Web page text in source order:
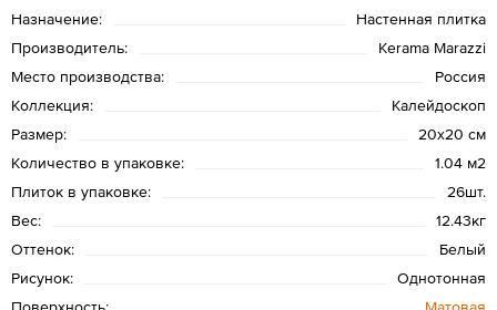
Назначение:
Настенная плитка
Производитель:
Kerama Marazzi
Место производства:
Россия
Коллекция:
Калейдоскоп
Размер:
20х20 см
Количество в упаковке:
1.04 м2
Плиток в упаковке:
26шт.
Вес:
12.43кг
Оттенок:
Белый
Рисунок:
Однотонная
Поверхность:
Матовая